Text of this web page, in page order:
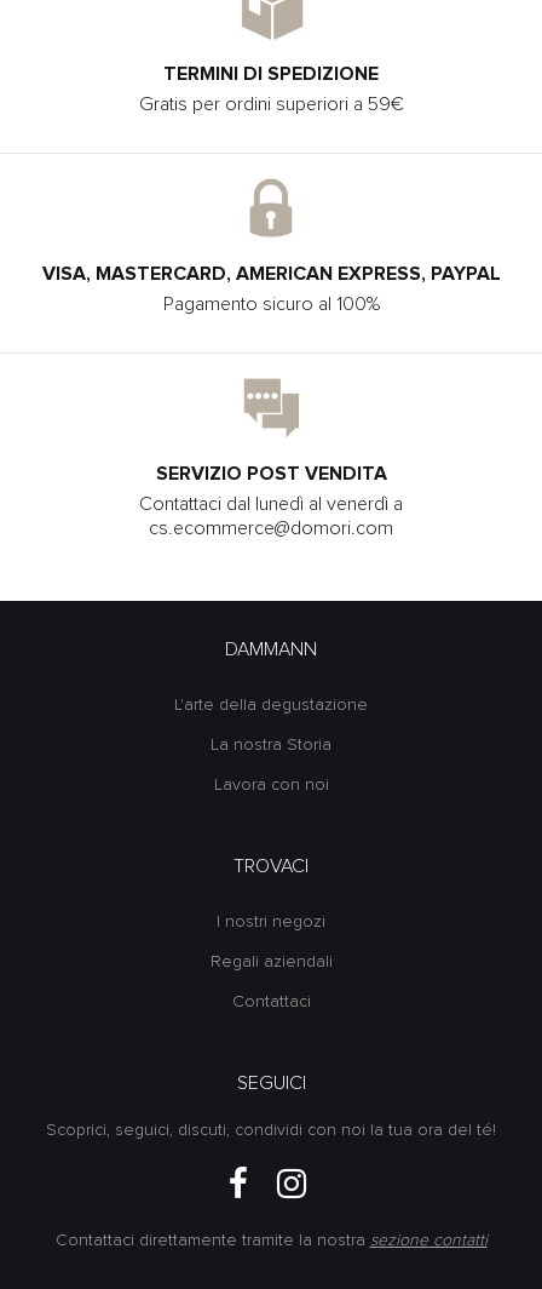
TERMINI DI SPEDIZIONE
Gratis per ordini superiori a 59€
VISA, MASTERCARD, AMERICAN EXPRESS, PAYPAL
Pagamento sicuro al 100%
SERVIZIO POST VENDITA
Contattaci dal lunedì al venerdì a
cs.ecommerce@domori.com
DAMMANN
L'arte della degustazione
La nostra Storia
Lavora con noi
TROVACI
I nostri negozi
Regali aziendali
Contattaci
SEGUICI
Scoprici, seguici, discuti, condividi con noi la tua ora del té!
Contattaci direttamente tramite la nostra sezione contatti